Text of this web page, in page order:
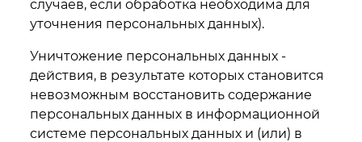
случаев, если обработка необходима для
уточнения персональных данных).
Уничтожение персональных данных -
действия, в результате которых становится
невозможным восстановить содержание
персональных данных в информационной
системе персональных данных и (или) в